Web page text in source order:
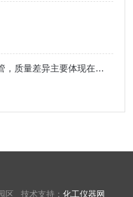
不同厂家生产的双壁波纹管，质量差异主要体现在哪些方面？
区 技术支持：化工仪器网